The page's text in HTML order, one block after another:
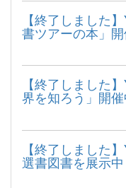
【終了しました
書ツアーの本」開
【終了しました
界を知ろう」開催
【終了しました
選書図書を展示中